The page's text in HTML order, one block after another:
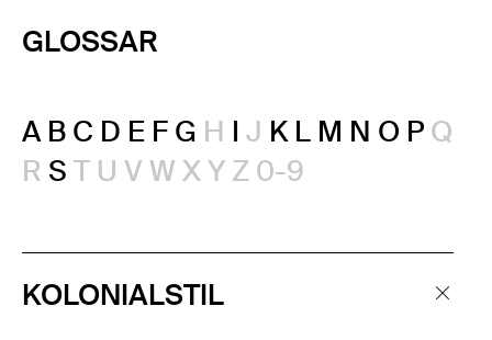
GLOSSAR
A B C D E F G H I J K L M N O P Q
R S T U V W XY Z 0-9
KOLONIALSTIL